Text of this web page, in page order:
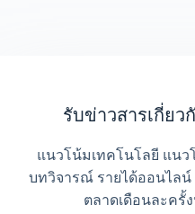
รับข่าวสารเกี่ยว
แนวโน้มเทคโนโลยี แนว
บทวิจารณ์ รายได้ออนไลน์
ตลาดเดือนละครั้